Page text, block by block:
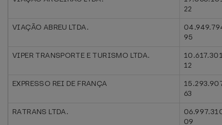
22
VIAÇÃO ABREU LTDA.
95
VIPER TRANSPORTE E TURISMO LTDA.
12
EXPRESSO REI DE FRANÇA
63
RATRANS LTDA.
09